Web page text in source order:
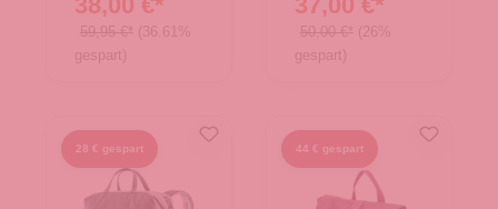
59,95 €* (36.61%
gespart)
50,00 €* (26%
gespart)
28 € gespart 44 € gespart